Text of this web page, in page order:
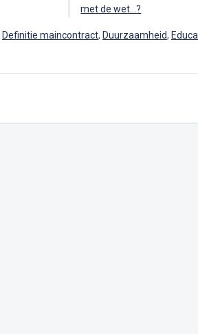
met de wet…?
Definitie maincontract, Duurzaamheid,